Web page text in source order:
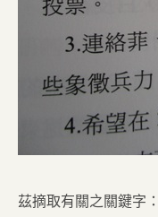
茲摘取有關之關鍵字